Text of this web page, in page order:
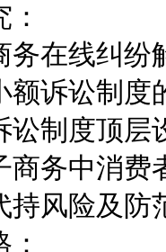
务在线纠
额诉讼制度
讼制度顶层
商务中消
持风险及防